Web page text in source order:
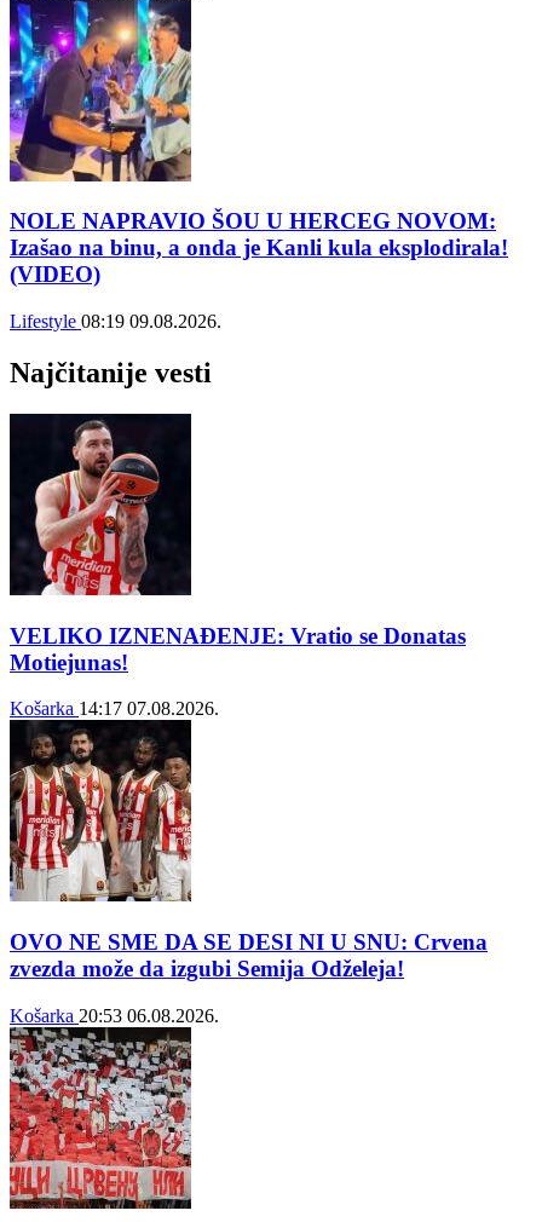
NOLE NAPRAVIO ŠOU U HERCEG NOVOM:
Izašao na binu, a onda je Kanli kula eksplodirala!
(VIDEO)
Lifestyle 08:19 09.08.2026.
Najčitanije vesti
VELIKO IZNENAĐENJE: Vratio se Donatas
Motiejunas!
Košarka 14:17 07.08.2026.
OVO NE SME DA SE DESI NI U SNU: Crvena
zvezda može da izgubi Semija Odželeja!
Košarka 20:53 06.08.2026.